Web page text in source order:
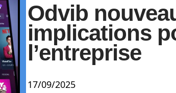
Odvib
implications
l’entreprise
17/09/2025